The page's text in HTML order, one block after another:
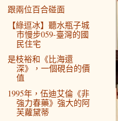
跟兩位百合碰面
【綠逗冰】聽水瓶子城
市慢步059-臺灣的國
民住宅
是枝裕和《比海還
深》，一個硯台的價
值
1995年，伍迪艾倫《非
強力春藥》強大的阿
芙蘿黛蒂